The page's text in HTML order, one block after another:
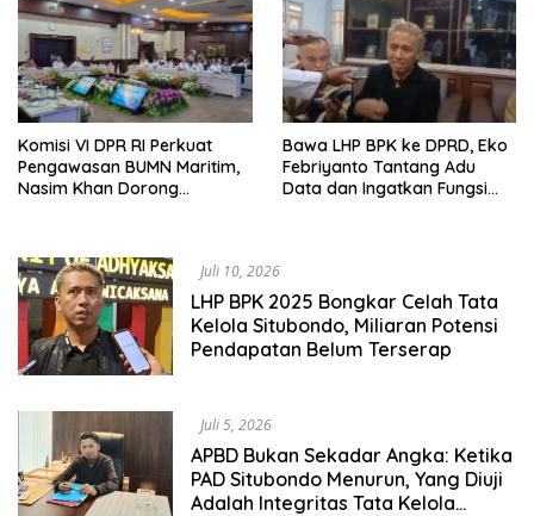
Komisi VI DPR RI Perkuat
Pengawasan BUMN Maritim,
Nasim Khan Dorong
Bawa LHP BPK ke DPRD, Eko
Febriyanto Tantang Adu
Data dan Ingatkan Fungsi
Juli 10, 2026
LHP BPK 2025 Bongkar Celah Tata
Kelola Situbondo, Miliaran Potensi
Pendapatan Belum Terserap
Juli 5, 2026
APBD Bukan Sekadar Angka: Ketika
PAD Situbondo Menurun, Yang Diuji
Adalah Integritas Tata Kelola